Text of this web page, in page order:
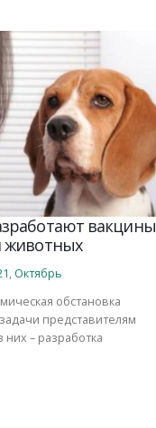
вакцины
животных
, Октябрь
обстановка
представителям
– разработка